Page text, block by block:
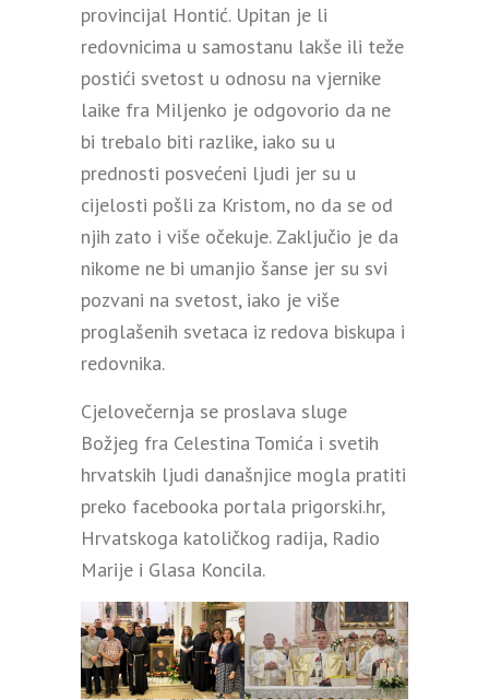
provincijal Hontić. Upitan je li
redovnicima u samostanu lakše ili teže
postići svetost u odnosu na vjernike
laike fra Miljenko je odgovorio da ne
bi trebalo biti razlike, iako su u
prednosti posvećeni ljudi jer su u
cijelosti pošli za Kristom, no da se od
njih zato i više očekuje. Zaključio je da
nikome ne bi umanjio šanse jer su svi
pozvani na svetost, iako je više
proglašenih svetaca iz redova biskupa i
redovnika.
Cjelovečernja se proslava sluge
Božjeg fra Celestina Tomića i svetih
hrvatskih ljudi današnjice mogla pratiti
preko facebooka portala prigorski.hr,
Hrvatskoga katoličkog radija, Radio
Marije i Glasa Koncila.